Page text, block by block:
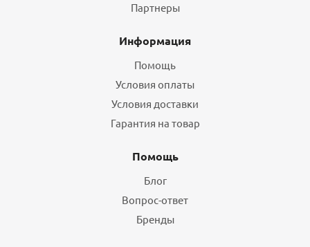
Партнеры
Информация
Помощь
Условия оплаты
Условия доставки
Гарантия на товар
Помощь
Блог
Вопрос-ответ
Бренды